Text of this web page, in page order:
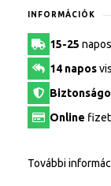
INFORMÁCIÓK
15-25
14 napos
Online
További